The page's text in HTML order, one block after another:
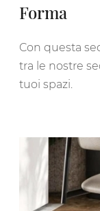
Forma
Con questa
tra le nostre
tuoi spazi.